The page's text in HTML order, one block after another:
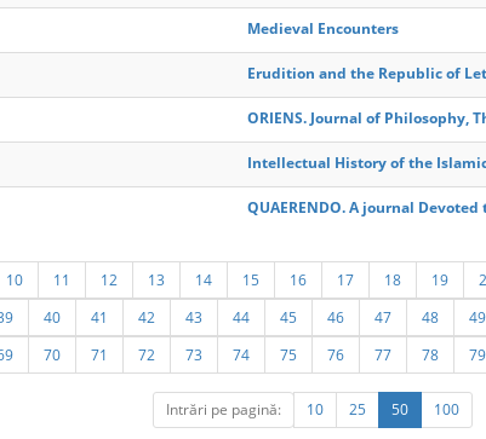
Medieval Encounters
Erudition and the Republic of
ORIENS. Journal of Philosophy,
Intellectual History of the
QUAERENDO. A journal
10 11 12 13 14 15 16 17 18 19
40 41 42 43 44 45 46 47 48 49
70 71 72 73 74 75 76 77 78 79
Intrări pe pagină: 10 25 50 100